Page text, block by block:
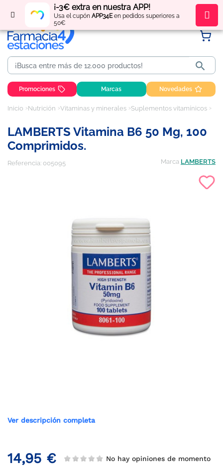
¡-3€ extra en nuestra APP!
Usa el cupón APP34Een pedidos superiores a
50€
Regístratey obténpuntos por tus compras

Promociones Marcas Novedades
Inicio Nutrición Vitaminas y minerales Suplementos vitamínicos
LAMBERTS Vitamina B6 50 Mg, 100
Comprimidos.
Referencia: 005095 Marca LAMBERTS
Ver descripción completa
14,95 € No hay opiniones de momento